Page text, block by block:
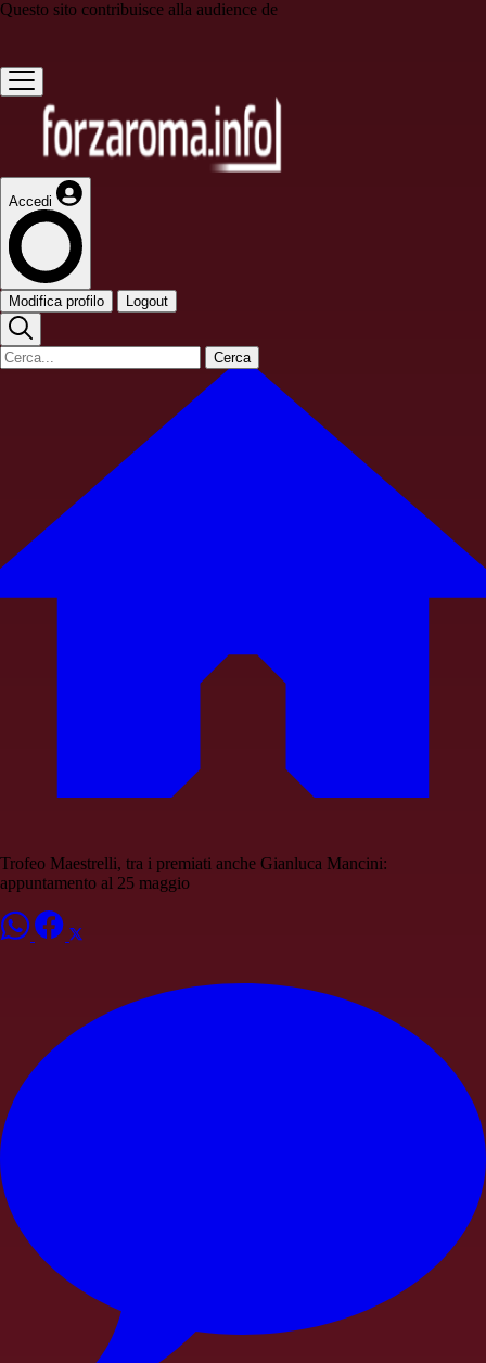
Questo sito contribuisce alla audience de
Accedi
Modifica profilo Logout
Cerca
Trofeo Maestrelli, tra i premiati anche Gianluca Mancini:
appuntamento al 25 maggio